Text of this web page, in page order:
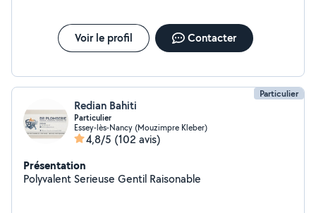
Voir le profil Contacter
Particulier
Redian Bahiti
Particulier
Essey-lès-Nancy (Mouzimpre Kleber)
4,8/5 (102 avis)
Présentation
Polyvalent Serieuse Gentil Raisonable